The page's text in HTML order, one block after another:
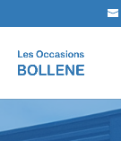
de
produits